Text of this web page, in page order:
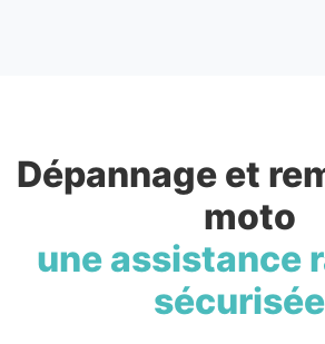
Dépannage et
moto
une assistance